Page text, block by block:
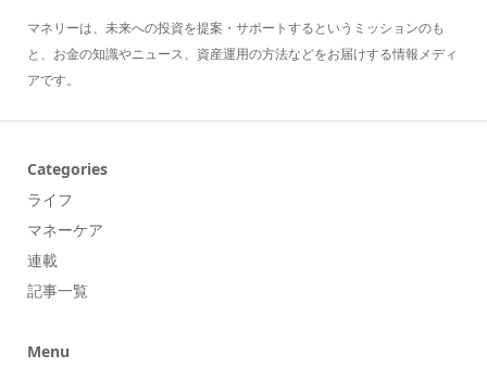
マネリーは、未来への投資を提案・サポートするというミッションのも
と、お金の知識やニュース、資産運用の方法などをお届けする情報メディ
アです。
Categories
ライフ
マネーケア
連載
記事一覧
Menu